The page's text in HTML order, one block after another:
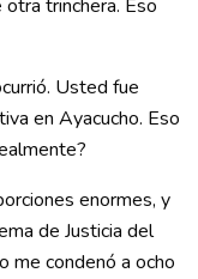
trinchera. Eso
Usted fue
en Ayacucho. Eso
enormes, y
de Justicia del
me condenó a ocho